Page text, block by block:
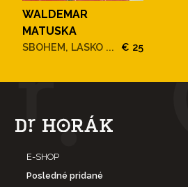
WALDEMAR
MATUSKA
SBOHEM, LASKO ... € 25
E-SHOP
Posledné pridané